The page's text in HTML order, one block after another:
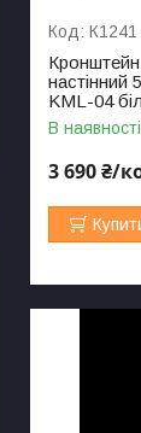
К1241
настінний
KML-04
В наявності
3 690 ₴/